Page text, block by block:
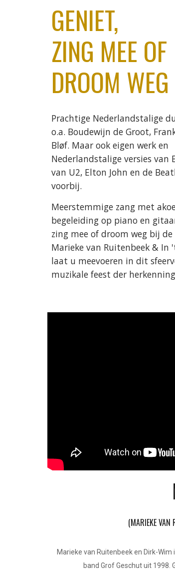
GENIET,
ZING MEE OF
DROOM WEG
Prachtige Nederlandstalige
o.a. Boudewijn de Groot,
Bløf. Maar ook eigen werk en
Nederlandstalige versies van
van U2, Elton John en de
voorbij.
Meerstemmige zang met
begeleiding op piano en
zing mee of droom weg bij
Marieke van Ruitenbeek & In
laat u meevoeren in dit
muzikale feest der
(MARIEKE VAN
Marieke van Ruitenbeek en Dirk-
band Grof Geschut uit 1998.